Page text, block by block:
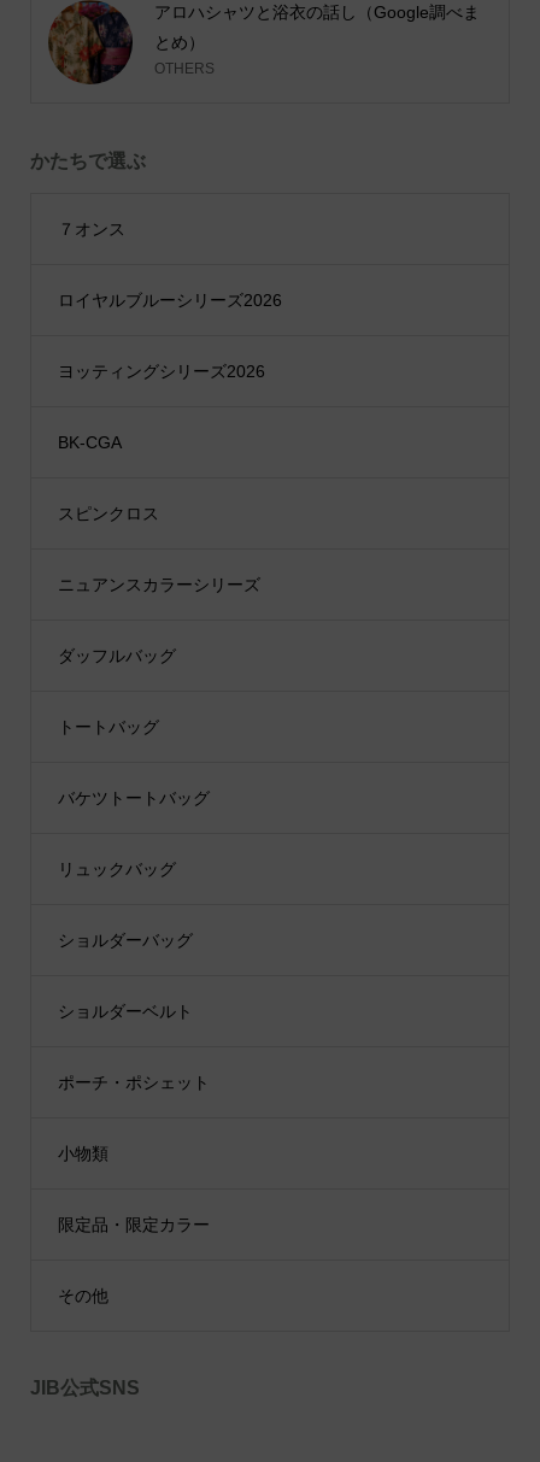
アロハシャツと浴衣の話し（Google調べま
とめ）
OTHERS
かたちで選ぶ
７オンス
ロイヤルブルーシリーズ2026
ヨッティングシリーズ2026
BK-CGA
スピンクロス
ニュアンスカラーシリーズ
ダッフルバッグ
トートバッグ
バケツトートバッグ
リュックバッグ
ショルダーバッグ
ショルダーベルト
ポーチ・ポシェット
小物類
限定品・限定カラー
その他
JIB公式SNS